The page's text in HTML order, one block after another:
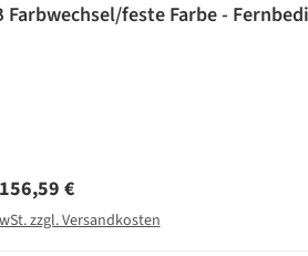
feste Farbe -
Regulärer Preis:
156,59 €
zzgl. Versandkosten